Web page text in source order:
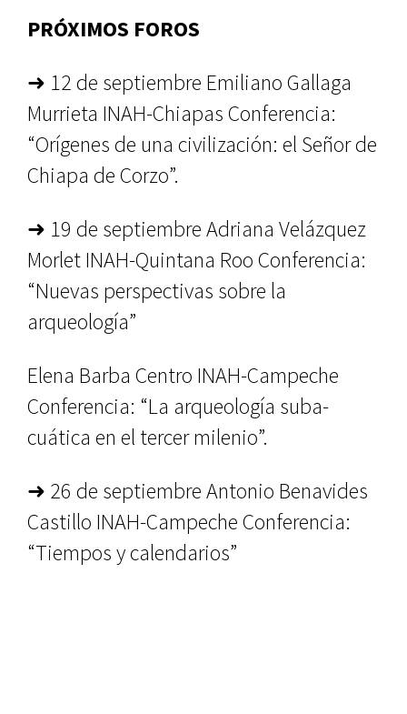
PRÓXIMOS FOROS
➜ 12 de septiembre Emiliano Gallaga
Murrieta INAH-Chiapas Conferencia:
“Orígenes de una ci­vilización: el Señor de
Chiapa de Corzo”.
➜ 19 de septiembre Adriana Velázquez
Morlet INAH-Quintana Roo Conferencia:
“Nuevas perspectivas sobre la
arqueología”
Elena Barba Centro INAH-Campeche
Conferencia: “La arqueología suba­
cuática en el tercer milenio”.
➜ 26 de septiembre Antonio Benavides
Castillo INAH-Campeche Conferencia:
“Tiempos y calendarios”